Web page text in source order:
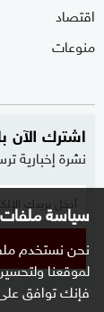
سياسة ملفات
نحن نستخدم
لموقعنا
فإنك توافق
اقتصاد
منوعات
اشترك الآن
نشرة إخبارية